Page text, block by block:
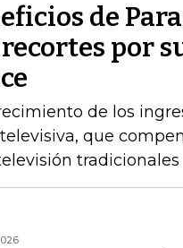
de
por
de los
que
tradicionales